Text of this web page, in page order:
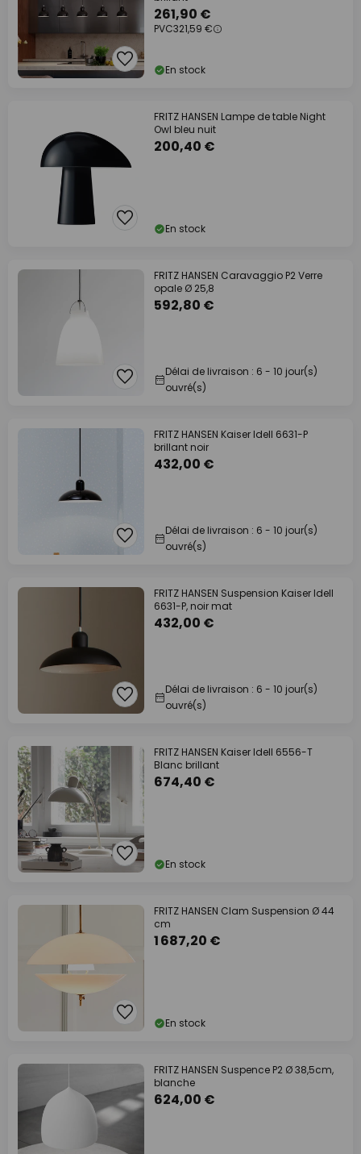
261,90 €
PVC321,59 €
En stock
FRITZ HANSEN Lampe de table Night
Owl bleu nuit
200,40 €
En stock
FRITZ HANSEN Caravaggio P2 Verre
opale Ø 25,8
592,80 €
Délai de livraison : 6 - 10 jour(s)
ouvré(s)
FRITZ HANSEN Kaiser Idell 6631-P
brillant noir
432,00 €
Délai de livraison : 6 - 10 jour(s)
ouvré(s)
FRITZ HANSEN Suspension Kaiser Idell
6631-P, noir mat
432,00 €
Délai de livraison : 6 - 10 jour(s)
ouvré(s)
FRITZ HANSEN Kaiser Idell 6556-T
Blanc brillant
674,40 €
En stock
FRITZ HANSEN Clam Suspension Ø 44
cm
1 687,20 €
En stock
FRITZ HANSEN Suspence P2 Ø 38,5cm,
blanche
624,00 €